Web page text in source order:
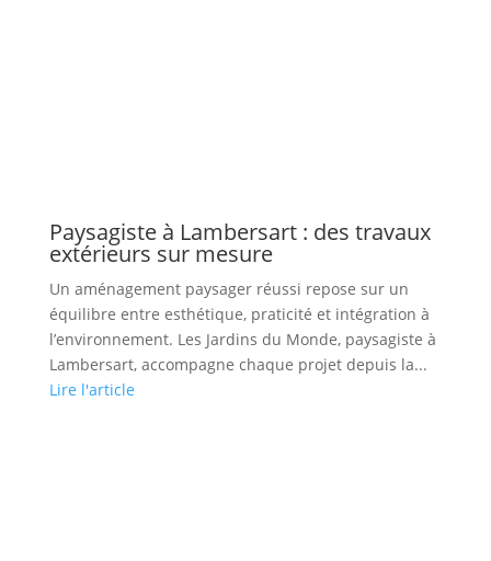
Paysagiste à Lambersart : des travaux
extérieurs sur mesure
Un aménagement paysager réussi repose sur un
équilibre entre esthétique, praticité et intégration à
l’environnement. Les Jardins du Monde, paysagiste à
Lambersart, accompagne chaque projet depuis la...
Lire l'article